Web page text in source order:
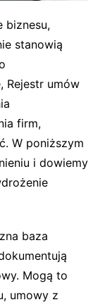
biznesu,
stanowią
Rejestr umów
firm,
W poniższym
i dowiemy
baza
Mogą to
umowy z